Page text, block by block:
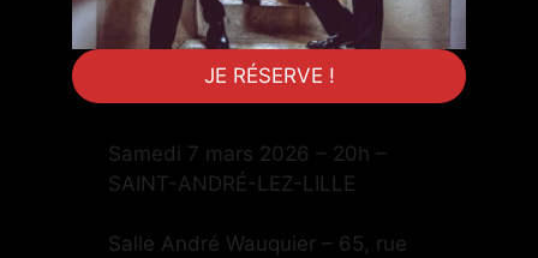
JE RÉSERVE !
Samedi 7 mars 2026 – 20h –
SAINT-ANDRÉ-LEZ-LILLE
Salle André Wauquier – 65, rue